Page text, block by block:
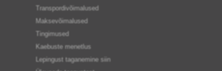
Transpordivõimalused
Maksevõimalused
Tingimused
Kaebuste menetlus
Lepingust taganemine siin